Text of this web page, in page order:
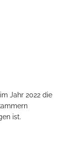
Jahr 2022 die
ist.